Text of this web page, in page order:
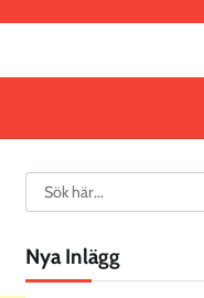
Search
Nya Inlägg